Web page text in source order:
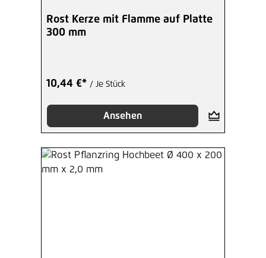
Rost Kerze mit Flamme auf Platte
300 mm
10,44 €* / Je Stück
Ansehen